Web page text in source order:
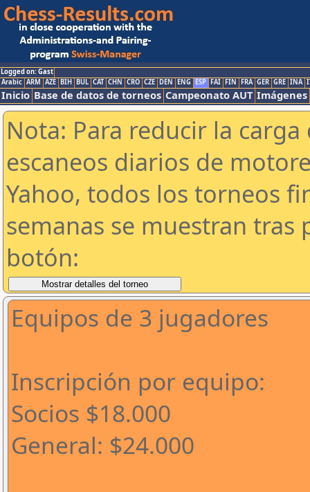
Logged on: Gast
Arabic ARM AZE BIH BUL CAT CHN CRO CZE DEN ENG ESP FAI FIN FRA GER GRE INA
Inicio Base de datos de torneos Campeonato AUT Imágenes
Nota: Para reducir la
escaneos diarios de
Yahoo, todos los torneos
semanas se muestran tras
botón:
Equipos de 3 jugadores
Inscripción por equipo:
Socios $18.000
General: $24.000